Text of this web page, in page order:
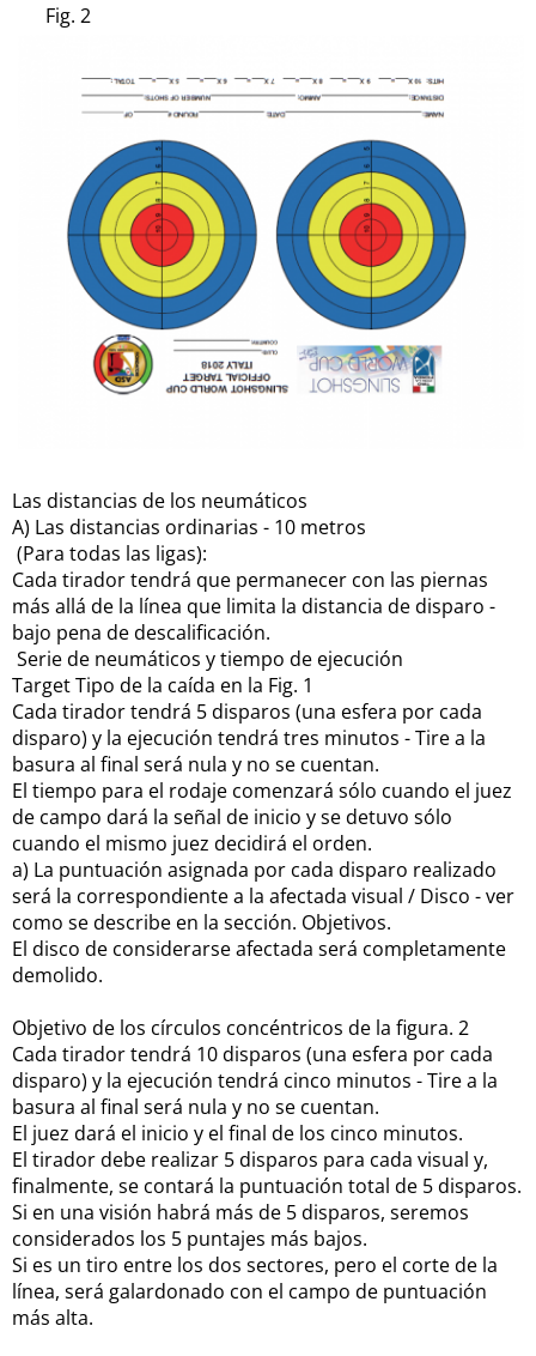
Fig. 2
Las distancias de los neumáticos
A) Las distancias ordinarias - 10 metros
(Para todas las ligas):
Cada tirador tendrá que permanecer con las piernas
más allá de la línea que limita la distancia de disparo -
bajo pena de descalificación.
Serie de neumáticos y tiempo de ejecución
Target Tipo de la caída en la Fig. 1
Cada tirador tendrá 5 disparos (una esfera por cada
disparo) y la ejecución tendrá tres minutos - Tire a la
basura al final será nula y no se cuentan.
El tiempo para el rodaje comenzará sólo cuando el juez
de campo dará la señal de inicio y se detuvo sólo
cuando el mismo juez decidirá el orden.
a) La puntuación asignada por cada disparo realizado
será la correspondiente a la afectada visual / Disco - ver
como se describe en la sección. Objetivos.
El disco de considerarse afectada será completamente
demolido.
Objetivo de los círculos concéntricos de la figura. 2
Cada tirador tendrá 10 disparos (una esfera por cada
disparo) y la ejecución tendrá cinco minutos - Tire a la
basura al final será nula y no se cuentan.
El juez dará el inicio y el final de los cinco minutos.
El tirador debe realizar 5 disparos para cada visual y,
finalmente, se contará la puntuación total de 5 disparos.
Si en una visión habrá más de 5 disparos, seremos
considerados los 5 puntajes más bajos.
Si es un tiro entre los dos sectores, pero el corte de la
línea, será galardonado con el campo de puntuación
más alta.